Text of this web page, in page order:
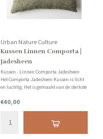
Urban Nature Culture
Kussen Linnen Comporta |
Jadesheen
Kussen - Linnen Comporta Jadesheen
Het Comporta Jadesheen Kussen is licht
en luchtig. Het is gemaakt van de sterkste
een natuurlijke groene aardetint.
Inclusief binnenkussen.
€40,00